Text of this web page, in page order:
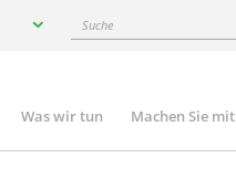
Suche
Was wir tun Machen Sie mit